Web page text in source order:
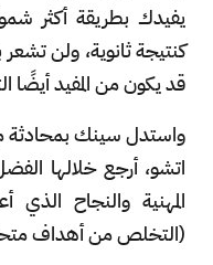
يفيدك بطريقة أكثر
كنتيجة ثانوية، ولن
قد يكون من المفيد
واستدل سينك بمحادثة
اتشو، أرجع خلالها
المهنية والنجاح
(التخلص من أهداف